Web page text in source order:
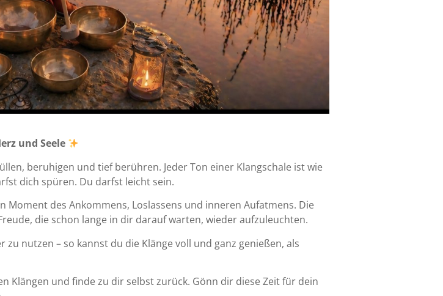
und Seele
beruhigen und tief berühren. Jeder Ton einer Klangschale ist wie
dich spüren. Du darfst leicht sein.
des Ankommens, Loslassens und inneren Aufatmens. Die
die schon lange in dir darauf warten, wieder aufzuleuchten.
nutzen – so kannst du die Klänge voll und ganz genießen, als
Klängen und finde zu dir selbst zurück. Gönn dir diese Zeit für dein